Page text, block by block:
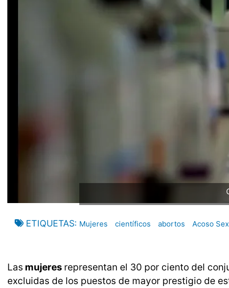
ETIQUETAS Mujeres científicos abortos Acoso
Las mujeres representan el 30 por ciento del
excluidas de los puestos de mayor prestigio de